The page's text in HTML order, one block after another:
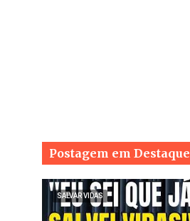
Postagem em Destaque
SALVAR VIDAS